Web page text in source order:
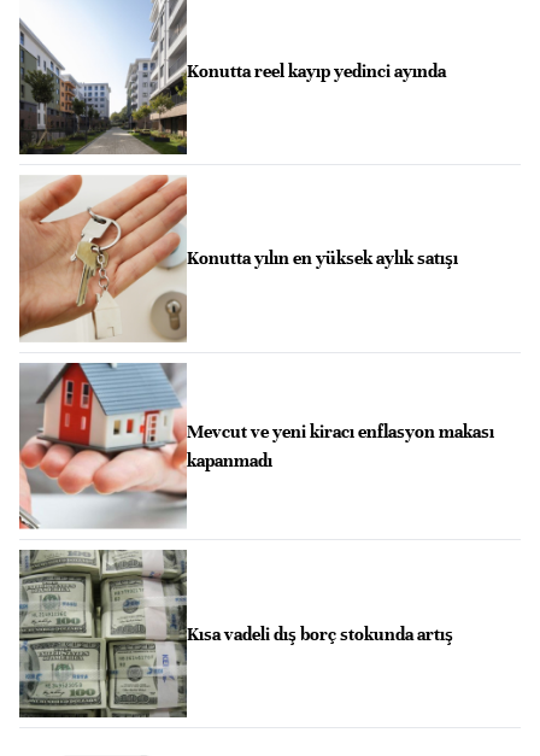
Konutta reel kayıp yedinci ayında
Konutta yılın en yüksek aylık satışı
Mevcut ve yeni kiracı enflasyon makası
kapanmadı
Kısa vadeli dış borç stokunda artış